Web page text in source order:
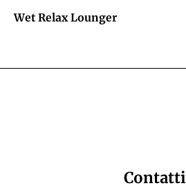
Wet Relax Lounger
Contatti